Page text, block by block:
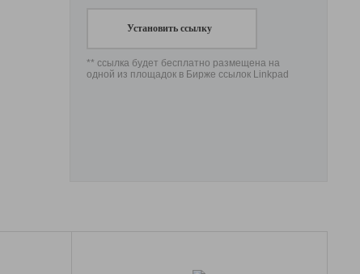
Установить ссылку
** ссылка будет бесплатно размещена на
одной из площадок в Бирже ссылок Linkpad